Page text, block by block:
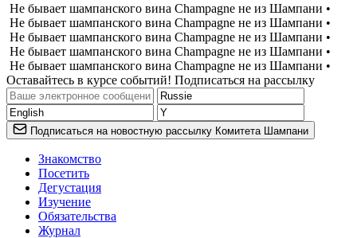
Не бывает шампанского вина Champagne не из Шампани •
Не бывает шампанского вина Champagne не из Шампани •
Не бывает шампанского вина Champagne не из Шампани •
Не бывает шампанского вина Champagne не из Шампани •
Не бывает шампанского вина Champagne не из Шампани •
Оставайтесь в курсе событий! Подписаться на рассылку
Подписаться на новостную рассылку Комитета Шампани
Знакомство
Посетить
Дегустация
Изучение
Обязательства
Журнал